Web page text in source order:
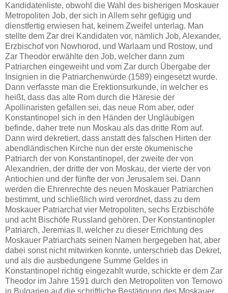
Kandidatenliste, obwohl die Wahl des bisherigen Moskauer
Metropoliten Job, der sich in Allem sehr gefügig und
dienstfertig erwiesen hat, keinem Zweifel unterlag. Man
stellte dem Zar drei Kandidaten vor, nämlich Job, Alexander,
Erzbischof von Nowhorod, und Warlaam und Rostow, und
Zar Theodor erwählte den Job, welcher dann zum
Patriarchen eingeweiht und vom Zar durch Übergabe der
Insignien in die Patriarchenwürde (1589) eingesetzt wurde.
Dann verfasste man die Erektionsurkunde, in welcher es
heißt, dass das alte Rom durch die Häresie der
Apollinaristen gefallen sei, das neue Rom aber, oder
Konstantinopel sich in den Händen der Ungläubigen
befinde, daher trete nun Moskau als das dritte Rom auf.
Dann wird dekretiert, dass anstatt des falschen Hirten der
abendländischen Kirche nun der erste ökumenische
Patriarch der von Konstantinopel, der zweite der von
Alexandrien, der dritte der von Moskau, der vierte der von
Antiochien und der fünfte der von Jerusalem sei. Dann
werden die Ehrenrechte des neuen Moskauer Patriarchen
bestimmt, und schließlich wird verordnet, dass zu dem
Moskauer Patriarchat vier Metropoliten, sechs Erzbischöfe
und acht Bischöfe Russland gehören. Der Konstantinopler
Patriarch, Jeremias II, welcher zu dieser Errichtung des
Moskauer Patriarchats seinen Namen hergegeben hat, aber
dabei sonst nicht mitwirken konnte, unterschrieb das Dekret,
und als die ausbedungene Summe Geldes in
Konstantinopel richtig eingezahlt wurde, schickte er dem Zar
Theodor im Jahre 1591 durch den Metropoliten von Ternowo
in Bulgarien auf die schriftliche Bestätigung des Moskauer